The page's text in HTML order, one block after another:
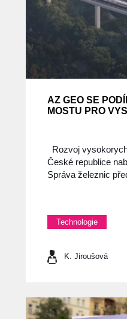
AZ GEO SE
MOSTU PRO
Rozvoj
České republice
Správa železnic
Technologie
K. Jiroušová